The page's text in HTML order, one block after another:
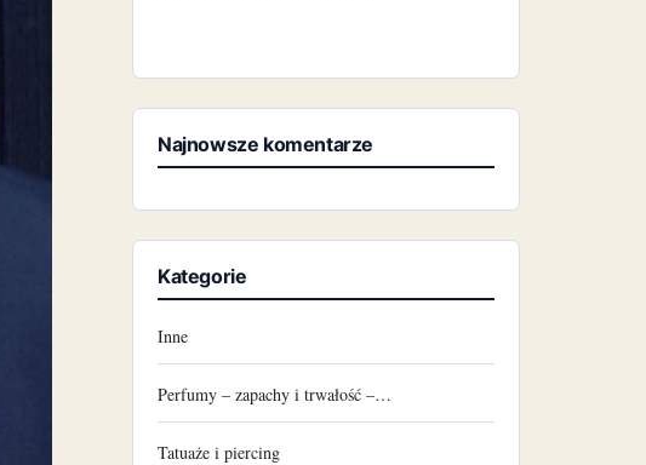
Najnowsze komentarze
Kategorie
Inne
Perfumy – zapachy i trwałość –…
Tatuaże i piercing